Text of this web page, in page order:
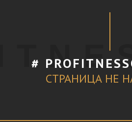
N E
СТРАНИЦА НЕ
#